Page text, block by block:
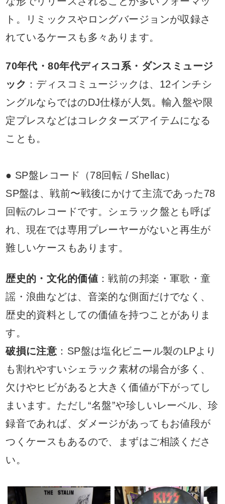
ト。リミックスやロングバージョンが収録さ
れているケースも多々あります。
70年代・80年代ディスコ系・ダンスミュージ
ック ：ディスコミュージックは、12インチシ
ングルならではのDJ仕様が人気。輸入盤や限
定プレスなどはコレクターズアイテムになる
ことも。
● SP盤レコード（78回転 / Shellac）
SP盤は、戦前〜戦後にかけて主流であった78
回転のレコードです。シェラック盤とも呼ば
れ、現在では専用プレーヤーがないと再生が
難しいケースもあります。
歴史的・文化的価値：戦前の邦楽・軍歌・童
謡・浪曲などは、音楽的な側面だけでなく、
歴史的資料としての価値を持つことがありま
す。
破損に注意 ：SP盤は塩化ビニール製のLPより
も割れやすいシェラック素材の場合が多く、
欠けやヒビがあると大きく価値が下がってし
まいます。ただし“名盤”や珍しいレーベル、珍
録音であれば、ダメージがあってもお値段が
つくケースもあるので、まずはご相談くださ
い。